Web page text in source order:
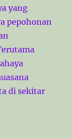
yang
pepohonan
di sekitar